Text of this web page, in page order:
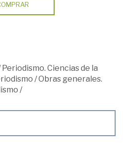
Periodismo. Ciencias de la
/Obras generales.
/